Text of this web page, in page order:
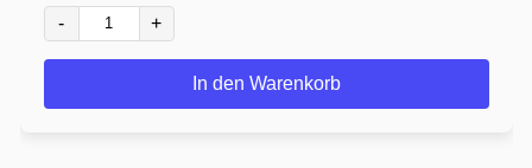
überschritten werden.
Nahrungsergänzungsmittel sind kein Ersatz
für eine ausgewogene Ernährung und
gesunde Lebensweise.
- +
In den Warenkorb